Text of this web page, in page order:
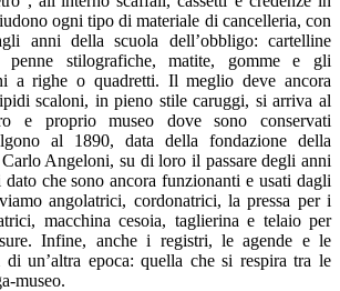
ogni tipo di materiale di cancelleria, con
anni della scuola dell’obbligo: cartelline
penne stilografiche, matite, gomme e gli
a righe o quadretti. Il meglio deve ancora
scaloni, in pieno stile caruggi, si arriva al
e proprio museo dove sono conservati
al 1890, data della fondazione della
Angeloni, su di loro il passare degli anni
dato che sono ancora funzionanti e usati dagli
angolatrici, cordonatrici, la pressa per i
macchina cesoia, taglierina e telaio per
Infine, anche i registri, le agende e le
un’altra epoca: quella che si respira tra le
museo.